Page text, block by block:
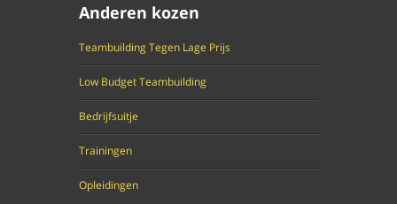
Anderen kozen
Teambuilding Tegen Lage Prijs
Low Budget Teambuilding
Bedrijfsuitje
Trainingen
Opleidingen